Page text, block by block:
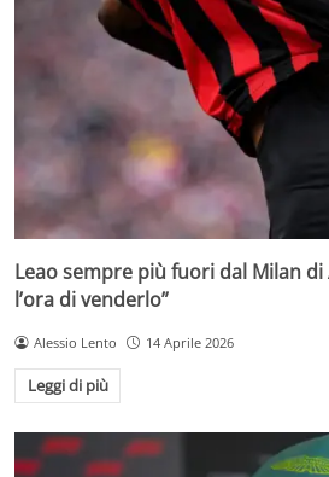
Leao sempre più fuori dal Milan di
l’ora di venderlo”
Alessio Lento 14 Aprile 2026
Leggi di più